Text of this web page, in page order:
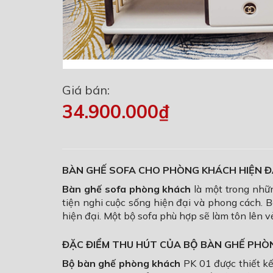
Giá bán:
34.900.000₫
BÀN GHẾ SOFA CHO PHÒNG KHÁCH HIỆN
Bàn ghế sofa phòng khách là một trong
tiện nghi cuộc sống hiện đại và phong cách.
hiện đại. Một bộ sofa phù hợp sẽ làm tôn lên
ĐẶC ĐIỂM THU HÚT CỦA BỘ BÀN GHẾ
Bộ bàn ghế phòng khách PK 01 được thiết